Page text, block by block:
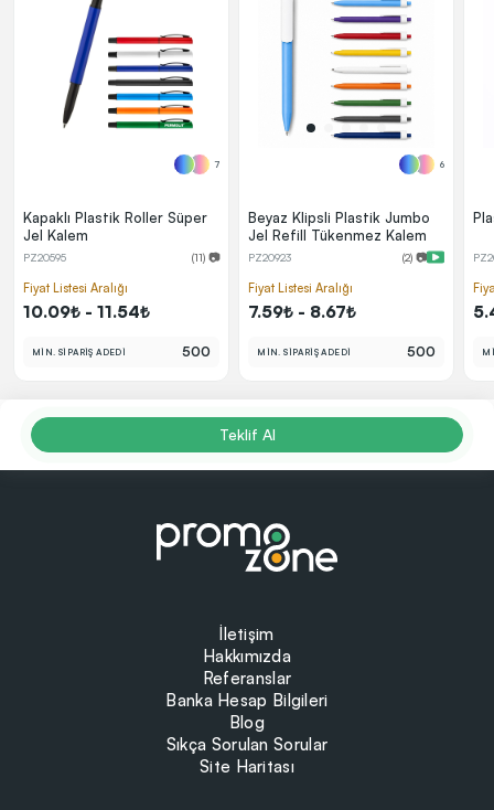
7
Kapaklı Plastik Roller Süper
Jel Kalem
PZ20595 (11) 📷
Fiyat Listesi Aralığı
10.09₺ - 11.54₺
MİN. SİPARİŞ ADEDİ 500
6
Beyaz Klipsli Plastik Jumbo
Jel Refill Tükenmez Kalem
PZ20923 (2) 📷
Fiyat Listesi Aralığı
7.59₺ - 8.67₺
MİN. SİPARİŞ ADEDİ 500
Teklif Al
İletişim
Hakkımızda
Referanslar
Banka Hesap Bilgileri
Blog
Sıkça Sorulan Sorular
Site Haritası